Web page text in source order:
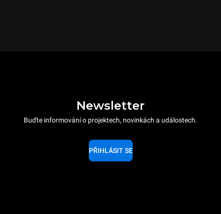
Newsletter
Buďte informování o projektech, novinkách a událostech.
PŘIHLÁSIT SE